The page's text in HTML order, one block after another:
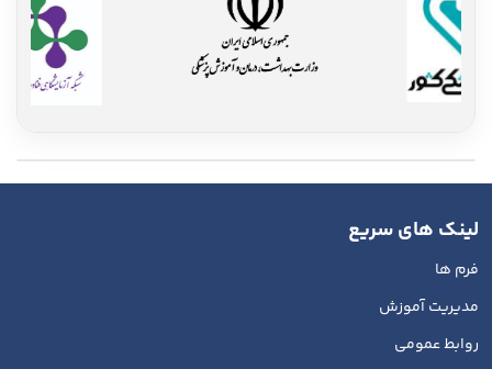
لینک های سریع
فرم ها
مدیریت آموزش
روابط عمومی